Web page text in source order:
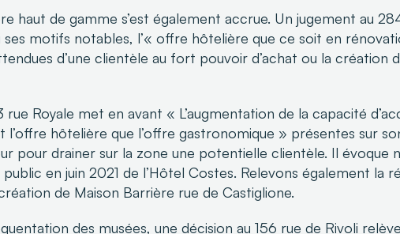
haut de gamme s’est également accrue. Un jugement au
motifs notables, l’« offre hôtelière que ce soit en
d’une clientèle au fort pouvoir d’achat ou la création
rue Royale met en avant « L’augmentation de la capacité
l’offre hôtelière que l’offre gastronomique » présentes sur
pour drainer sur la zone une potentielle clientèle. Il évoque
public en juin 2021 de l’Hôtel Costes. Relevons également la
de Maison Barrière rue de Castiglione.
des musées, une décision au 156 rue de Rivoli